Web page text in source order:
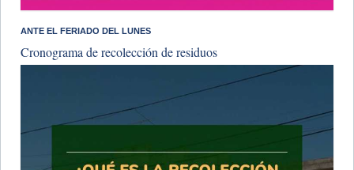
ANTE EL FERIADO DEL LUNES
Cronograma de recolección de residuos